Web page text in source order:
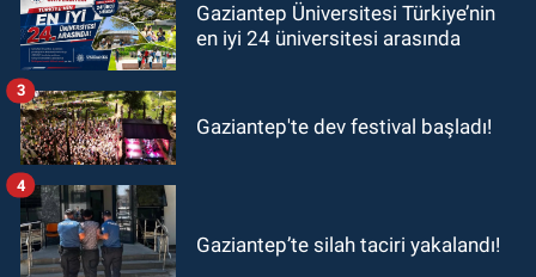
Gaziantep Üniversitesi Türkiye’nin
en iyi 24 üniversitesi arasında
Gaziantep'te dev festival başladı!
3
Gaziantep’te silah taciri yakalandı!
4